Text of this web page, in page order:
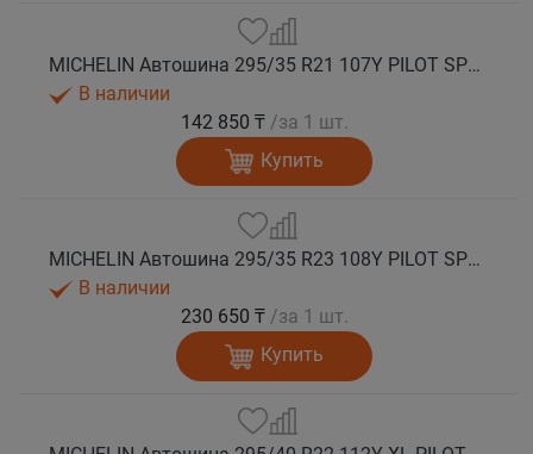
MICHELIN Автошина 295/35 R21 107Y PILOT SPORT 4 SUV лето
В наличии
142 850 ₸ /за 1 шт.
Купить
MICHELIN Автошина 295/35 R23 108Y PILOT SPORT 4 SUV лето
В наличии
230 650 ₸ /за 1 шт.
Купить